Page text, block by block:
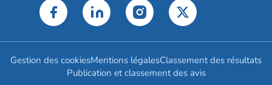
Gestion des cookiesMentions légalesClassement des résultats
Publication et classement des avis